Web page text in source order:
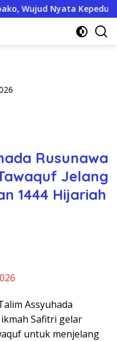
Nyata Kepedulian
Rusunawa
Jelang
1444 Hijariah
Assyuhada
Safitri gelar
untuk menjelang